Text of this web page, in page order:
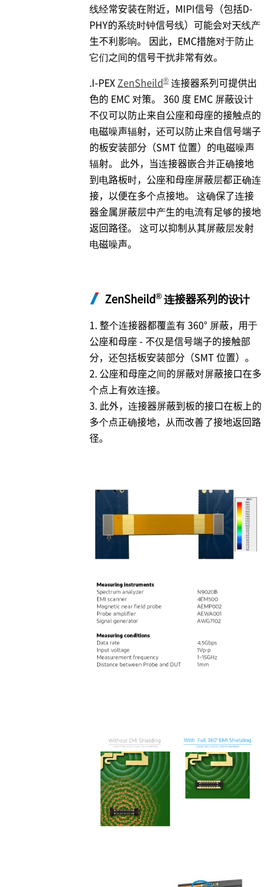
线经常安装在附近，MIPI信号（包括D-
PHY的系统时钟信号线）可能会对天线产
生不利影响。 因此，EMC措施对于防止
它们之间的信号干扰非常有效。
.I-PEXZenSheild® 连接器系列可提供出
色的 EMC 对策。 360 度 EMC 屏蔽设计
不仅可以防止来自公座和母座的接触点的
电磁噪声辐射，还可以防止来自信号端子
的板安装部分（SMT 位置）的电磁噪声
辐射。 此外，当连接器嵌合并正确接地
到电路板时，公座和母座屏蔽层都正确连
接，以便在多个点接地。 这确保了连接
器金属屏蔽层中产生的电流有足够的接地
返回路径。 这可以抑制从其屏蔽层发射
电磁噪声。
ZenSheild® 连接器系列的设计
1. 整个连接器都覆盖有 360° 屏蔽，用于
公座和母座 - 不仅是信号端子的接触部
分，还包括板安装部分（SMT 位置）。
2. 公座和母座之间的屏蔽对屏蔽接口在多
个点上有效连接。
3. 此外，连接器屏蔽到板的接口在板上的
多个点正确接地，从而改善了接地返回路
径。